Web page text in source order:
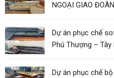
NGOẠI GIAO
Dự án phục chế
Phú Thượng –
Dự án phục chế